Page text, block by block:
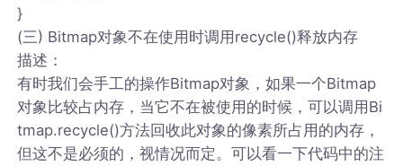
}
(三) Bitmap对象不在使用时调用recycle()释放内存
描述：
有时我们会手工的操作Bitmap对象，如果一个Bitmap
对象比较占内存，当它不在被使用的时候，可以调用Bi
tmap.recycle()方法回收此对象的像素所占用的内存，
但这不是必须的，视情况而定。可以看一下代码中的注